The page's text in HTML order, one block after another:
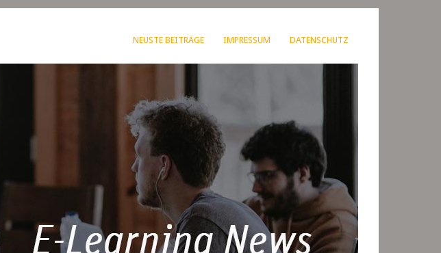
NEUSTE BEITRÄGE IMPRESSUM DATENSCHUTZ